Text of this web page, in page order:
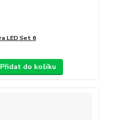
LED Set 6
Přidat do košíku